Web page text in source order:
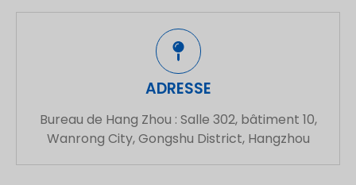
ADRESSE
Bureau de Hang Zhou : Salle 302, bâtiment 10,
Wanrong City, Gongshu District, Hangzhou